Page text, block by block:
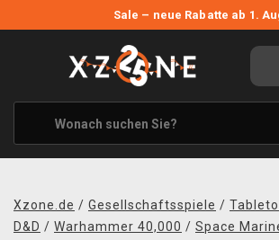
Sale – neue Rabatte ab 1.
ANGEBOTE
ALLE MARKEN
XZONE ORIGINALS
KLEIDUNG & ACCESSOIRES
BÜCHER & COMICS
Xzone.de / Gesellschaftsspiele /
D&D / Warhammer 40,000 / Space